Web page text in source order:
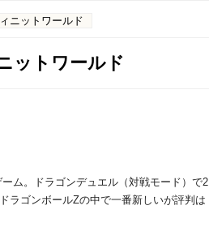
ニットワールド
ットワールド
ム。ドラゴンデュエル（対戦モード）で2
ラゴンボールZの中で一番新しいが評判は